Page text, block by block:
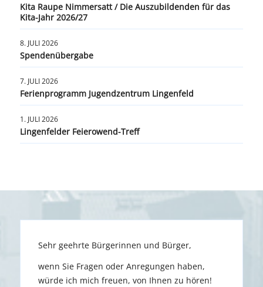
Kita Raupe Nimmersatt / Die Auszubildenden für das
Kita-Jahr 2026/27
8. JULI 2026
Spendenübergabe
7. JULI 2026
Ferienprogramm Jugendzentrum Lingenfeld
1. JULI 2026
Lingenfelder Feierowend-Treff
Sehr geehrte Bürgerinnen und Bürger,
wenn Sie Fragen oder Anregungen haben,
würde ich mich freuen, von Ihnen zu hören!